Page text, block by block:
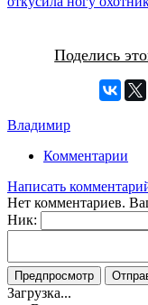
Поделись
Владимир
Комментарии
Написать
Нет комментариев.
Ник:
Загрузка...